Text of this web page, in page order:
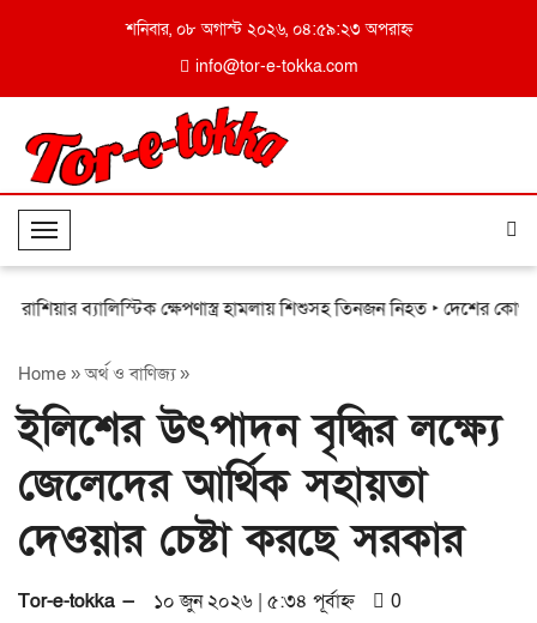
শনিবার, ০৮ অগাস্ট ২০২৬, ০৪:৫৯:২৩ অপরাহ্ন
info@tor-e-tokka.com
T
o
g
g
e
N
a
v
i
g
a
i
ব্যালিস্টিক ক্ষেপণাস্ত্র হামলায় শিশুসহ তিনজন নিহত‣ দেশের কোথাও
Home »অর্থ ও বাণিজ্য»
ইলিশের উৎপাদন বৃদ্ধির লক্ষ্যে
জেলেদের আর্থিক সহায়তা
দেওয়ার চেষ্টা করছে সরকার
Tor-e-tokka — ১০ জুন ২০২৬ | ৫:৩৪ পূর্বাহ্ন 0